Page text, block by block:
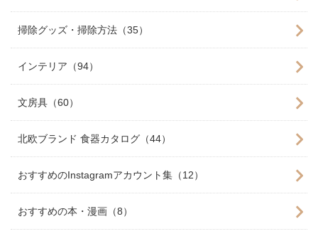
掃除グッズ・掃除方法（35）
インテリア（94）
文房具（60）
北欧ブランド 食器カタログ（44）
おすすめのInstagramアカウント集（12）
おすすめの本・漫画（8）